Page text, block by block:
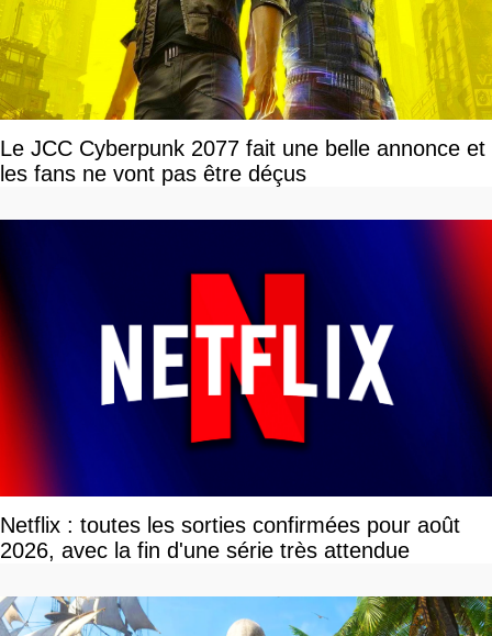
Le JCC Cyberpunk 2077 fait une belle annonce et
les fans ne vont pas être déçus
Netflix : toutes les sorties confirmées pour août
2026, avec la fin d'une série très attendue